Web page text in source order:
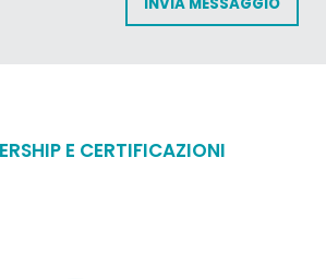
E CERTIFICAZIONI